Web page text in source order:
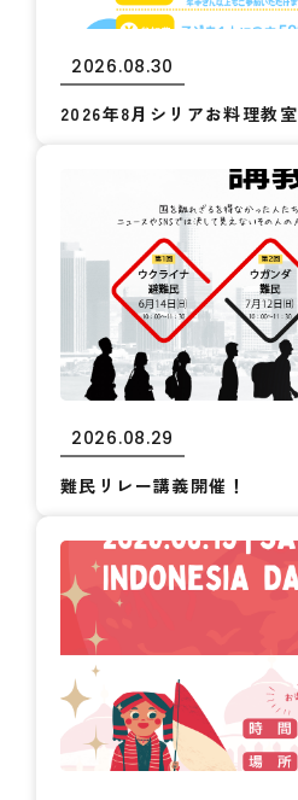
2026.08.30
2026年8月シリアお料理教室
2026.08.29
難民リレー講義開催！